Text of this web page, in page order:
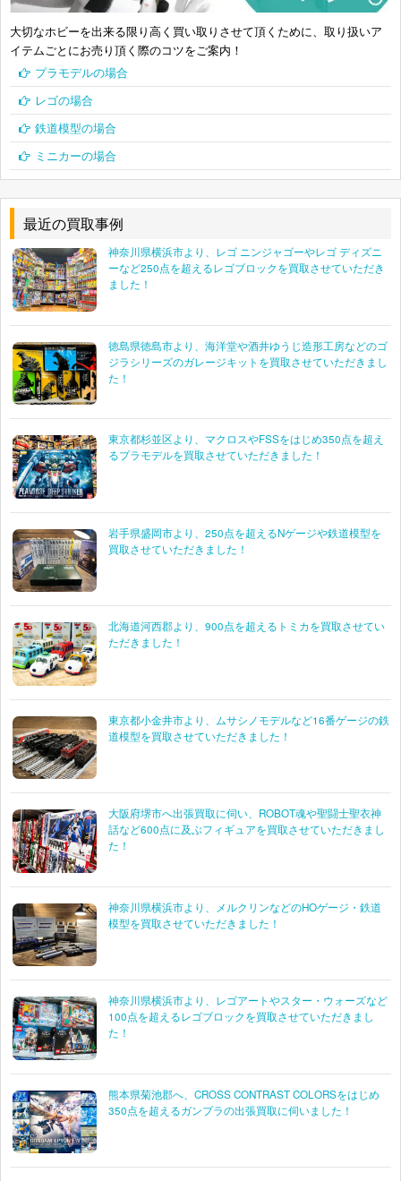
大切なホビーを出来る限り高く買い取りさせて頂くために、取り扱いア
イテムごとにお売り頂く際のコツをご案内！
プラモデルの場合
レゴの場合
鉄道模型の場合
ミニカーの場合
最近の買取事例
神奈川県横浜市より、レゴ ニンジャゴーやレゴ ディズニ
ーなど250点を超えるレゴブロックを買取させていただき
ました！
徳島県徳島市より、海洋堂や酒井ゆうじ造形工房などのゴ
ジラシリーズのガレージキットを買取させていただきまし
た！
東京都杉並区より、マクロスやFSSをはじめ350点を超え
るプラモデルを買取させていただきました！
岩手県盛岡市より、250点を超えるNゲージや鉄道模型を
買取させていただきました！
北海道河西郡より、900点を超えるトミカを買取させてい
ただきました！
東京都小金井市より、ムサシノモデルなど16番ゲージの鉄
道模型を買取させていただきました！
大阪府堺市へ出張買取に伺い、ROBOT魂や聖闘士聖衣神
話など600点に及ぶフィギュアを買取させていただきまし
た！
神奈川県横浜市より、メルクリンなどのHOゲージ・鉄道
模型を買取させていただきました！
神奈川県横浜市より、レゴアートやスター・ウォーズなど
100点を超えるレゴブロックを買取させていただきまし
た！
熊本県菊池郡へ、CROSS CONTRAST COLORSをはじめ
350点を超えるガンプラの出張買取に伺いました！